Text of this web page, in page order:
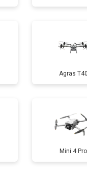
от 1600 ₽
от 1000 ₽
от 2800 ₽
от 3600 ₽
Agras T40
Mini 4 Pro